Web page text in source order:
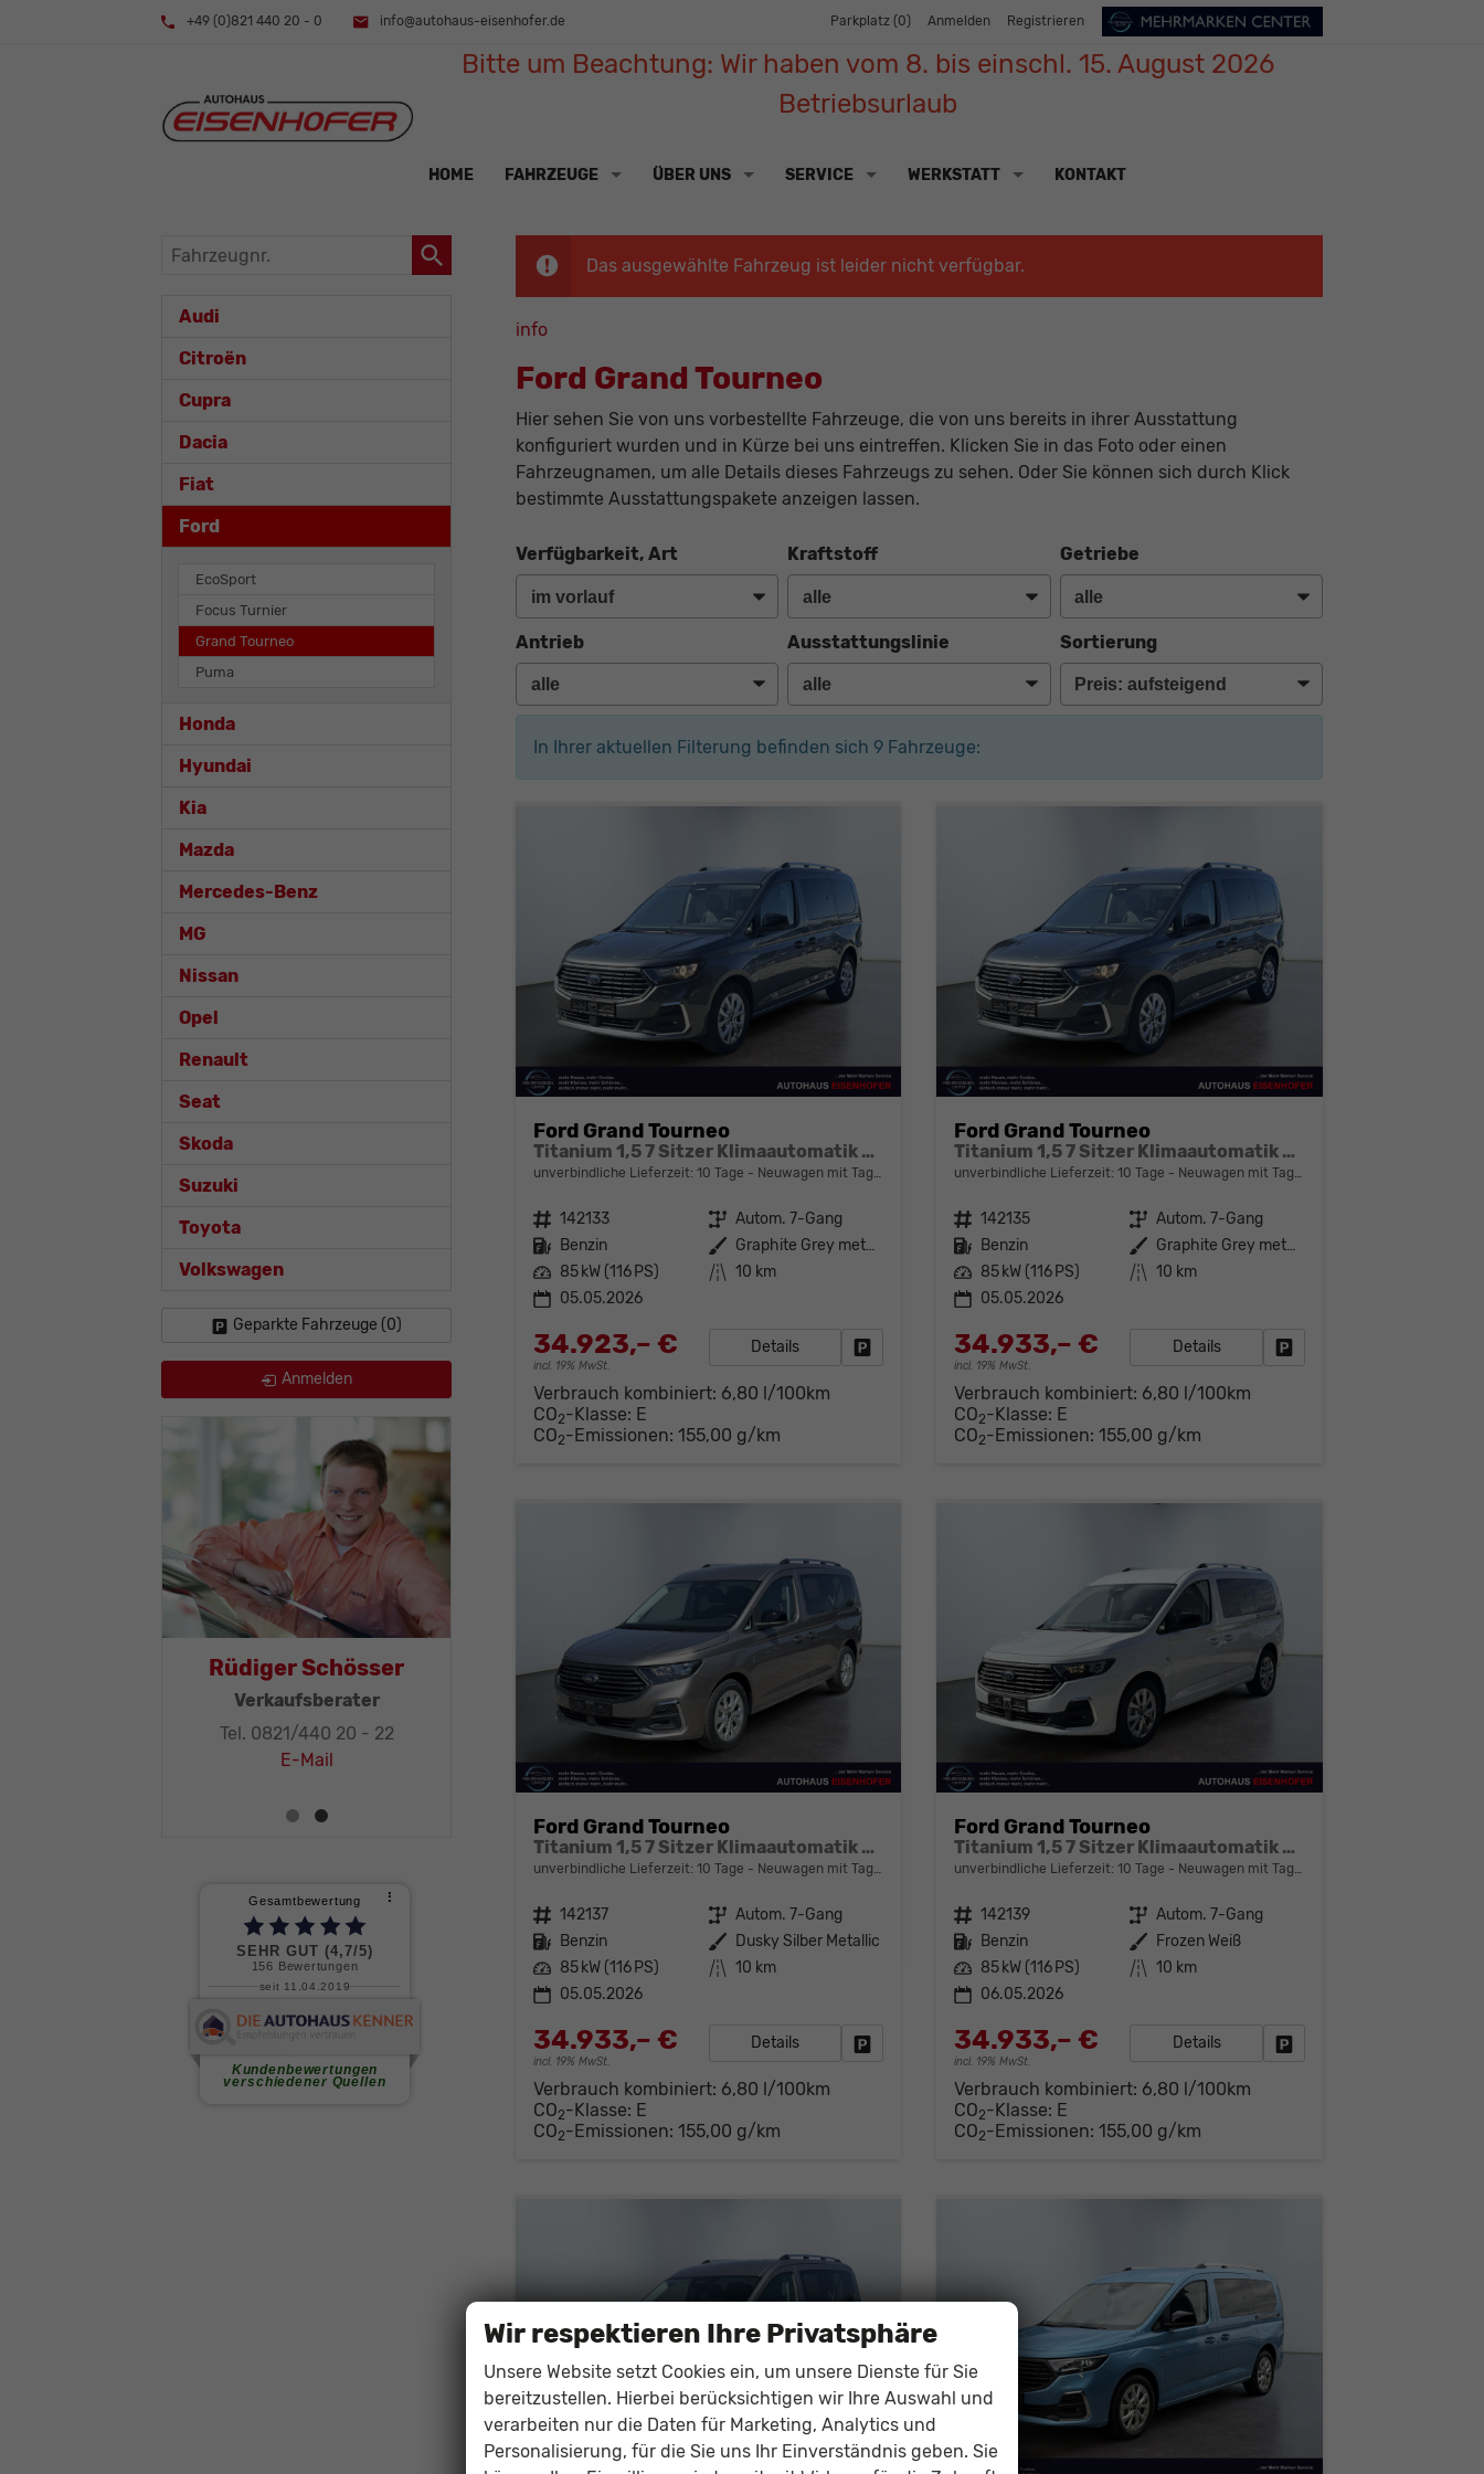
+49 (0)821 440 20 - 0 info@autohaus-eisenhofer.de Parkplatz (0) Anmelden Registrieren
Bitte um Beachtung: Wir haben vom 8. bis einschl. 15. August 2026
Betriebsurlaub
HOME FAHRZEUGE ÜBER UNS SERVICE WERKSTATT KONTAKT
Das ausgewählte Fahrzeug ist leider nicht verfügbar.
info
Ford Grand Tourneo
Hier sehen Sie von uns vorbestellte Fahrzeuge, die von uns bereits in ihrer Ausstattung
konfiguriert wurden und in Kürze bei uns eintreffen. Klicken Sie in das Foto oder einen
Fahrzeugnamen, um alle Details dieses Fahrzeugs zu sehen. Oder Sie können sich durch Klick
bestimmte Ausstattungspakete anzeigen lassen.
Verfügbarkeit, Art Kraftstoff Getriebe
Antrieb Ausstattungslinie Sortierung
In Ihrer aktuellen Filterung befinden sich 9Fahrzeuge:
Ford Grand Tourneo
Titanium 1,5 7 Sitzer Klimaautomatik Anhängerkupplung Sitzheizung Einparkhilfe Kamera 17 Zoll Leichtmetall ACC
unverbindliche Lieferzeit: 10 Tage Neuwagen mit Tageszulassung
Fahrzeugnr. 142133 Getriebe Autom. 7-Gang
Kraftstoff Benzin Außenfarbe
Graphite Grey metallic
Leistung 85 kW (116 PS) Kilometerstand 10 km
05.05.2026
34.923,– €
incl. 19% MwSt.
Details Fahrzeug parken
Verbrauch kombiniert: 6,80 l/100km
CO2-Klasse: E
CO2-Emissionen: 155,00 g/km
Ford Grand Tourneo
Titanium 1,5 7 Sitzer Klimaautomatik Anhängerkupplung Sitzheizung Einparkhilfe Kamera 17 Zoll Leichtmetall ACC
unverbindliche Lieferzeit:10 Tage Neuwagen mit Tageszulassung
Fahrzeugnr. 142135 Getriebe Autom. 7-Gang
Kraftstoff Benzin Außenfarbe
Graphite Grey metallic
Leistung 85 kW (116 PS) Kilometerstand 10 km
05.05.2026
34.933,– €
incl. 19% MwSt.
Details
Verbrauch kombiniert: 6,80 l/100km
CO2-Klasse: E
CO2-Emissionen:155,00 g/km
Ford Grand Tourneo
Titanium 1,5 7 Sitzer Klimaautomatik Anhängerkupplung Sitzheizung Einparkhilfe Kamera 17 Zoll Leichtmetall ACC
unverbindliche Lieferzeit: 10 Tage Neuwagen mit Tageszulassung
Fahrzeugnr. 142137 Getriebe Autom. 7-Gang
Kraftstoff Benzin Außenfarbe Dusky Silber Metallic
Leistung 85 kW (116 PS) Kilometerstand 10 km
05.05.2026
34.933,– €
incl. 19% MwSt.
Details Fahrzeug parken
Verbrauch kombiniert: 6,80 l/100km
CO2-Klasse: E
CO2-Emissionen: 155,00 g/km
Ford Grand Tourneo
Titanium 1,5 7 Sitzer Klimaautomatik Anhängerkupplung Sitzheizung Einparkhilfe Kamera 17 Zoll Leichtmetall ACC
unverbindliche Lieferzeit:10 Tage Neuwagen mit Tageszulassung
Fahrzeugnr. 142139 Getriebe Autom. 7-Gang
Kraftstoff Benzin Außenfarbe Frozen Weiß
Leistung 85 kW (116 PS) Kilometerstand 10 km
06.05.2026
34.933,– €
incl. 19% MwSt.
Details
Verbrauch kombiniert: 6,80 l/100km
CO2-Klasse: E
CO2-Emissionen:155,00 g/km
Fahrzeugnr.
Audi
Citroën
Cupra
Dacia
Fiat
Ford
EcoSport
Focus Turnier
Grand Tourneo
Puma
Honda
Hyundai
Kia
Mazda
Mercedes-Benz
MG
Nissan
Opel
Renault
Seat
Skoda
Suzuki
Toyota
Volkswagen
Geparkte Fahrzeuge (0)
Anmelden
Thomas Mohr
Geschäftsleitung, KFZ-
Rüdiger Schösser
Verkaufsberater
Tel. 0821/440 20 - 22
Wir respektieren Ihre Privatsphäre
Unsere Website setzt Cookies ein, um unsere Dienste für Sie
bereitzustellen. Hierbei berücksichtigen wir Ihre Auswahl und
verarbeiten nur die Daten für Marketing, Analytics und
Personalisierung, für die Sie uns Ihr Einverständnis geben. Sie